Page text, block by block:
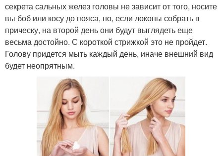
секрета сальных желез головы не зависит от того, носите
вы боб или косу до пояса, но, если локоны собрать в
прическу, на второй день они будут выглядеть еще
весьма достойно. С короткой стрижкой это не пройдет.
Голову придется мыть каждый день, иначе внешний вид
будет неопрятным.